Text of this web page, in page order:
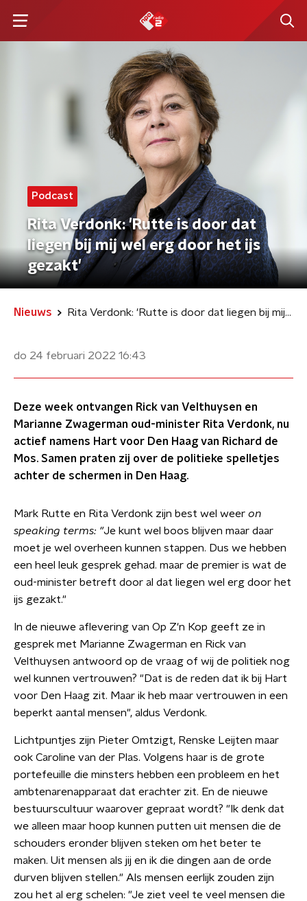
Podcast
Rita Verdonk: 'Rutte is door dat
liegen bij mij wel erg door het ijs
gezakt'
Nieuws Rita Verdonk: 'Rutte is door dat liegen bij mij wel erg door het ijs gezakt'
do 24 februari 2022 16:43
Deze week ontvangen Rick van Velthuysen en
Marianne Zwagerman oud-minister Rita Verdonk, nu
actief namens Hart voor Den Haag van Richard de
Mos. Samen praten zij over de politieke spelletjes
achter de schermen in Den Haag.
Mark Rutte en Rita Verdonk zijn best wel weer on
speaking terms: "Je kunt wel boos blijven maar daar
moet je wel overheen kunnen stappen. Dus we hebben
een heel leuk gesprek gehad. maar de premier is wat de
oud-minister betreft door al dat liegen wel erg door het
ijs gezakt."
In de nieuwe aflevering van Op Z'n Kop geeft ze in
gesprek met Marianne Zwagerman en Rick van
Velthuysen antwoord op de vraag of wij de politiek nog
wel kunnen vertrouwen? "Dat is de reden dat ik bij Hart
voor Den Haag zit. Maar ik heb maar vertrouwen in een
beperkt aantal mensen", aldus Verdonk.
Lichtpuntjes zijn Pieter Omtzigt, Renske Leijten maar
ook Caroline van der Plas. Volgens haar is de grote
portefeuille die minsters hebben een probleem en het
ambtenarenapparaat dat erachter zit. En de nieuwe
bestuurscultuur waarover gepraat wordt? "Ik denk dat
we alleen maar hoop kunnen putten uit mensen die de
schouders eronder blijven steken om het beter te
maken. Uit mensen als jij en ik die dingen aan de orde
durven blijven stellen." Als mensen eerlijk zouden zijn
zou het al erg schelen: "Je ziet veel te veel mensen die